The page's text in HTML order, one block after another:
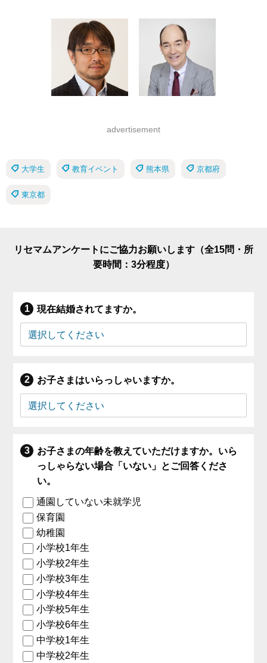
advertisement
大学生 教育イベント 熊本県 京都府
東京都
リセマムアンケートにご協力お願いします（全15問・所
要時間：3分程度）
現在結婚されてますか。
お子さまはいらっしゃいますか。
お子さまの年齢を教えていただけますか。いら
っしゃらない場合「いない」とご回答くださ
い。
通園していない未就学児
保育園
幼稚園
小学校1年生
小学校2年生
小学校3年生
小学校4年生
小学校5年生
小学校6年生
中学校1年生
中学校2年生